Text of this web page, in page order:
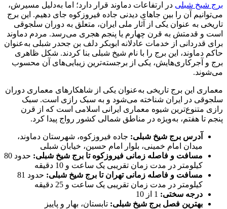
برج شیخ شبلی در ارتفاعات دماوند قرار دارد؛ اما به‌دلیل مسیرش،
می‌توانیم آن را بین جاهای دیدنی جاده فیروزکوه جای دهیم. این برج
تاریخی به عنوان یکی از آثار ملی ایران، متعلق به دوران سلجوقی
است و قدمتش به قرن چهارم یا پنجم هجری می‌رسد. مردم دماوند
برای قدردانی از خدمات عادلانه ابوبکر دلف بن جحدر شبلی به‌عنوان
حاکم دماوند، این برج را با نام شیخ شبلی بنا کردند. شکل ظاهری
برج و آجرکاری‌هایش، یکی از برجسته‌ترین زیبایی‌های آن محسوب
می‌شوند.
معماری این برج تاریخی به‌عنوان یکی از شاهکارهای معماری دوران
سلجوقی در ایران شناخته می‌شود و به سبک رازی است. سبک
رازی متنوع‌ترین شیوه معماری ایرانی اسلامی است که از قرن
پنجم تا هفتم، به‌ویژه در مناطق شمالی کشور رواج پیدا کرد.
آدرس برج شیخ شبلی: جاده فیروزکوه، شهرستان دماوند،
میدان امام خمینی، بلوار امام حسین، خیابان شبلی
مسافت و فاصله زمانی فیروزکوه تا برج شیخ شبلی:
حدود 80
کیلومتر در مدت زمان تقریبی یک ساعت و 10 دقیقه
مسافت و فاصله زمانی تهران تا برج شیخ شبلی:
حدود 81
کیلومتر در مدت زمان تقریبی یک ساعت و 25 دقیقه
درجه سختی:
بهترین فصل برج شیخ شبلی: تابستان، بهار و پاییز